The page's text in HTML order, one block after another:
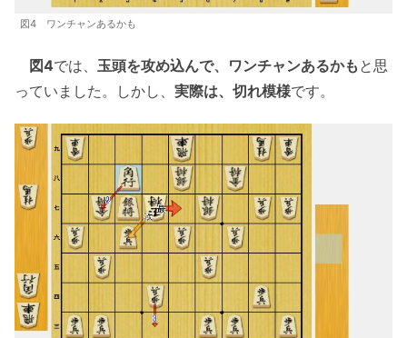
図4 ワンチャンあるかも
図4では、 玉頭を攻め込んで、ワンチャンあるかも と思
っていました。しかし、 実際は、切れ模様です。